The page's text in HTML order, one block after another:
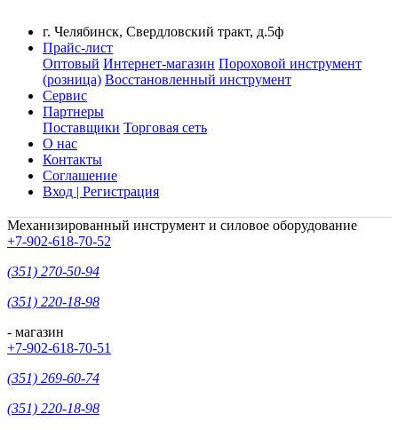
г. Челябинск, Свердловский тракт, д.5ф
Прайс-лист
Оптовый Интернет-магазин Пороховой инструмент
(розница) Восстановленный инструмент
Сервис
Партнеры
Поставщики Торговая сеть
О нас
Контакты
Соглашение
Вход | Регистрация
Механизированный инструмент и силовое оборудование
+7-902-618-70-52
(351) 270-50-94
(351) 220-18-98
- магазин
+7-902-618-70-51
(351) 269-60-74
(351) 220-18-98